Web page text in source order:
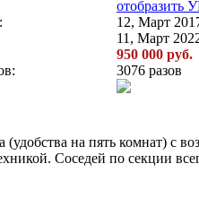
отобразить
12, Март
11, Март
950 000 руб.
3076 разов
на пять комнат) с
Соседей по секции